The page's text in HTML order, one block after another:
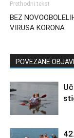
Prethodni tekst
BEZ
VIRUSA KORONA
POVEZANE